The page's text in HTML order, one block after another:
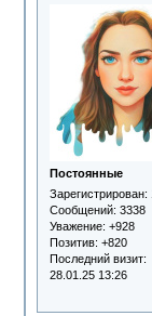
Постоянные
Зарегистрирован:
Сообщений: 3338
Уважение: +928
Позитив: +820
Последний визит:
28.01.25 13:26